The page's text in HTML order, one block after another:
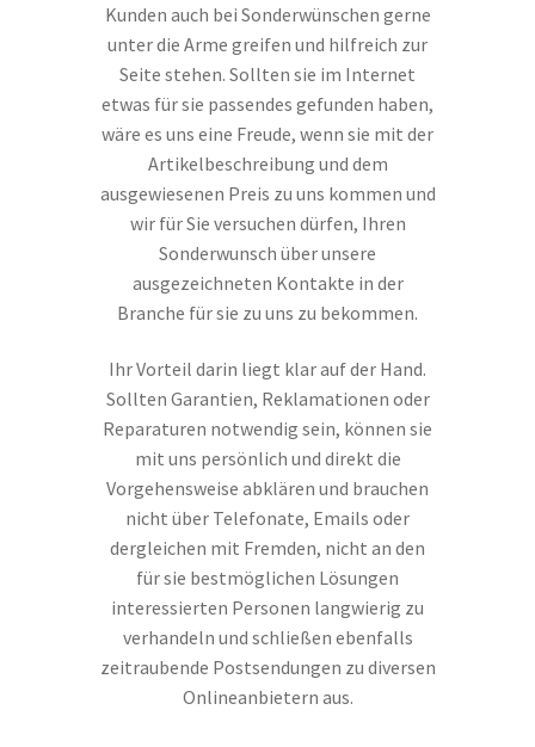
Kunden auch bei Sonderwünschen gerne
unter die Arme greifen und hilfreich zur
Seite stehen. Sollten sie im Internet
etwas für sie passendes gefunden haben,
wäre es uns eine Freude, wenn sie mit der
Artikelbeschreibung und dem
ausgewiesenen Preis zu uns kommen und
wir für Sie versuchen dürfen, Ihren
Sonderwunsch über unsere
ausgezeichneten Kontakte in der
Branche für sie zu uns zu bekommen.
Ihr Vorteil darin liegt klar auf der Hand.
Sollten Garantien, Reklamationen oder
Reparaturen notwendig sein, können sie
mit uns persönlich und direkt die
Vorgehensweise abklären und brauchen
nicht über Telefonate, Emails oder
dergleichen mit Fremden, nicht an den
für sie bestmöglichen Lösungen
interessierten Personen langwierig zu
verhandeln und schließen ebenfalls
zeitraubende Postsendungen zu diversen
Onlineanbietern aus.